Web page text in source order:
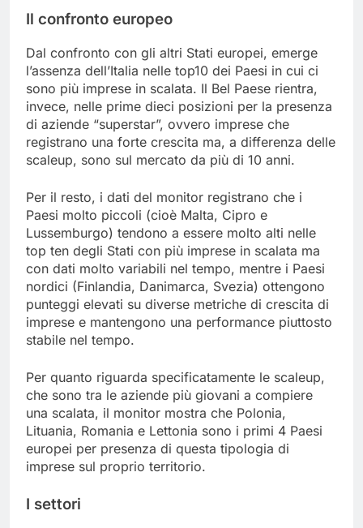
Il confronto europeo
Dal confronto con gli altri Stati europei, emerge
l’assenza dell’Italia nelle top10 dei Paesi in cui ci
sono più imprese in scalata. Il Bel Paese rientra,
invece, nelle prime dieci posizioni per la presenza
di aziende “superstar”, ovvero imprese che
registrano una forte crescita ma, a differenza delle
scaleup, sono sul mercato da più di 10 anni.
Per il resto, i dati del monitor registrano che i
Paesi molto piccoli (cioè Malta, Cipro e
Lussemburgo) tendono a essere molto alti nelle
top ten degli Stati con più imprese in scalata ma
con dati molto variabili nel tempo, mentre i Paesi
nordici (Finlandia, Danimarca, Svezia) ottengono
punteggi elevati su diverse metriche di crescita di
imprese e mantengono una performance piuttosto
stabile nel tempo.
Per quanto riguarda specificatamente le scaleup,
che sono tra le aziende più giovani a compiere
una scalata, il monitor mostra che Polonia,
Lituania, Romania e Lettonia sono i primi 4 Paesi
europei per presenza di questa tipologia di
imprese sul proprio territorio.
I settori